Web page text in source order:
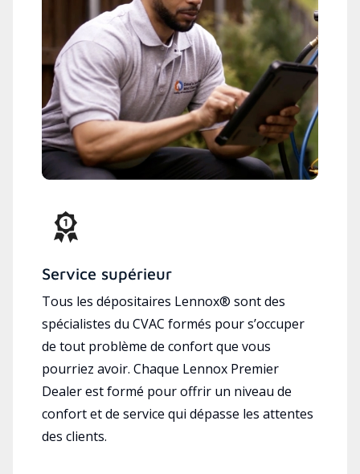
Service supérieur
Tous les dépositaires Lennox® sont des
spécialistes du CVAC formés pour s’occuper
de tout problème de confort que vous
pourriez avoir. Chaque Lennox Premier
Dealer est formé pour offrir un niveau de
confort et de service qui dépasse les attentes
des clients.